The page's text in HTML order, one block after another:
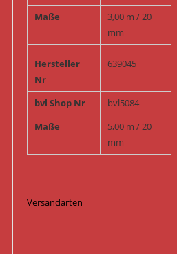
Maße
3,00 m / 20
mm
Hersteller
Nr
639045
bvl Shop Nr
bvl5084
Maße
5,00 m / 20
mm
Versandarten